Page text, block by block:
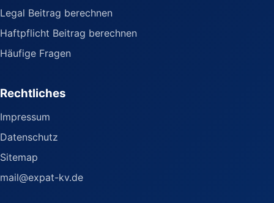
Legal Beitrag berechnen
Haftpflicht Beitrag berechnen
Häufige Fragen
Rechtliches
Impressum
Datenschutz
Sitemap
mail@expat-kv.de